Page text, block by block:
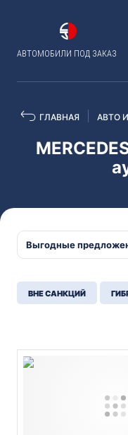
АВТОМОБИЛИ ПОД ЗАКАЗ
ГЛАВНАЯ АВТО
ВНЕ САНКЦИЙ